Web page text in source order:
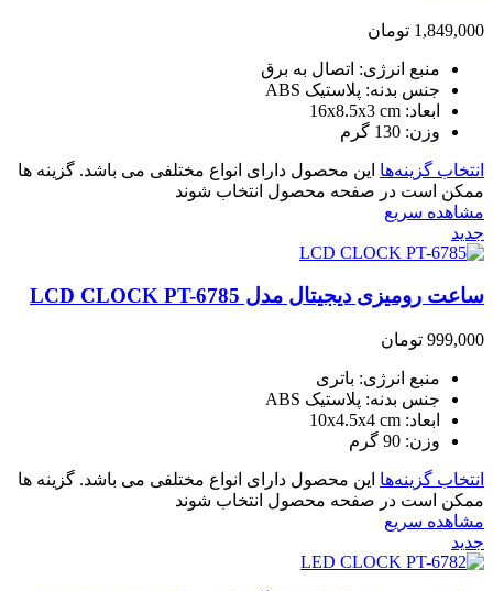
1,849,000 تومان
منبع انرژی: اتصال به برق
جنس بدنه: پلاستیک ABS
ابعاد: 16x8.5x3 cm
وزن: 130 گرم
انتخاب گزینه‌ها این محصول دارای انواع مختلفی می باشد. گزینه ها
ممکن است در صفحه محصول انتخاب شوند
مشاهده سریع
جدید
ساعت رومیزی دیجیتال مدل LCD CLOCK PT-6785
999,000 تومان
منبع انرژی: باتری
جنس بدنه: پلاستیک ABS
ابعاد: 10x4.5x4 cm
وزن: 90 گرم
انتخاب گزینه‌ها این محصول دارای انواع مختلفی می باشد. گزینه ها
ممکن است در صفحه محصول انتخاب شوند
مشاهده سریع
جدید